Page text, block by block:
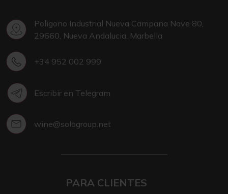
Poligono Industrial Nueva Campana Nave 80,
29660, Nueva Andalucia, Marbella
+34 952 002 999
Escribir en Telegram
wine@sologroup.net
PARA CLIENTES